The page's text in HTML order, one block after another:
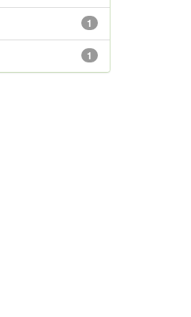
1
1